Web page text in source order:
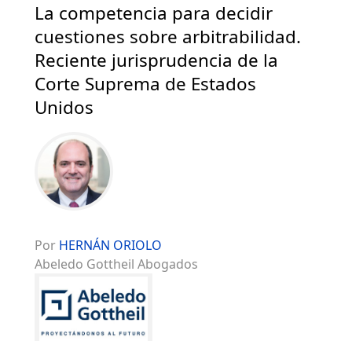
La competencia para decidir
cuestiones sobre arbitrabilidad.
Reciente jurisprudencia de la
Corte Suprema de Estados
Unidos
Por HERNÁN ORIOLO
Abeledo Gottheil Abogados